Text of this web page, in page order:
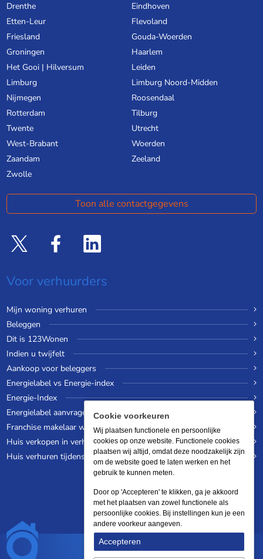
Drenthe
Eindhoven
Etten-Leur
Flevoland
Friesland
Gouda-Woerden
Groningen
Haarlem
Het Gooi | Hilversum
Leiden
Limburg
Limburg Noord-Midden
Nijmegen
Roosendaal
Rotterdam
Tilburg
Twente
Utrecht
West-Brabant
Woerden
Zaandam
Zeeland
Zwolle
Toon alle contactgegevens
Voor verhuurders
Mijn woning verhuren
Beleggen
Dit is 123Wonen
Indien u twijfelt
Aankoop voor beleggers
Energielabel vs Energie-index
Energie-Index
Energielabel aanvragen
Franchise makelaar worden
Huis verkopen in verhuurde staat
Huis verhuren tijdens een wereldreis
Cookie voorkeuren
Wij plaatsen functionele en persoonlijke
cookies op onze website. Functionele cookies
plaatsen wij altijd, omdat deze noodzakelijk zijn
om de website goed te laten werken en het
gebruik te kunnen meten.
Door op 'Accepteren' te klikken, ga je akkoord
met het plaatsen van zowel functionele als
persoonlijke cookies. Bij instellingen kun je een
andere voorkeur aangeven.
Accepteren